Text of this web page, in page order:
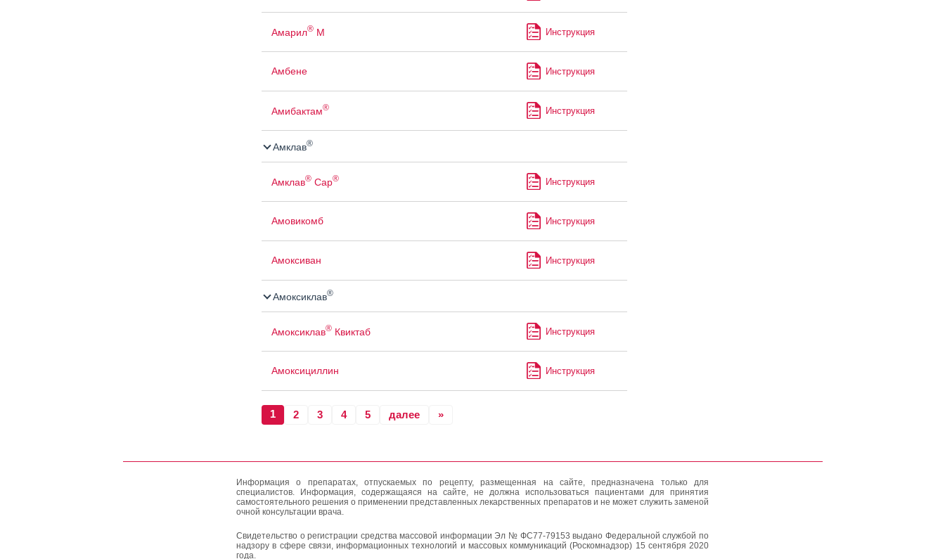
Амарил®М Инструкция
Амбене Инструкция
Амибактам® Инструкция
Амклав®
Амклав®Сар® Инструкция
Амовикомб Инструкция
Амоксиван Инструкция
Амоксиклав®
Амоксиклав®Квиктаб Инструкция
Амоксициллин Инструкция
1 2 3 4 5 далее »
Информация о препаратах, отпускаемых по рецепту, размещенная на сайте, предназначена только для
специалистов. Информация, содержащаяся на сайте, не должна использоваться пациентами для принятия
самостоятельного решения о применении представленных лекарственных препаратов и не может служить заменой
очной консультации врача.
Свидетельство о регистрации средства массовой информации Эл № ФС77-79153 выдано Федеральной службой по
надзору в сфере связи, информационных технологий и массовых коммуникаций (Роскомнадзор) 15 сентября 2020
года.